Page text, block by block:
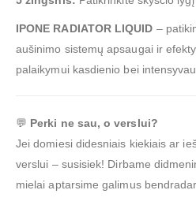
IPONE RADIATOR LIQUID –
aušinimo sistemų apsaugai ir
palaikymui kasdienio bei
💬 Perki ne sau, o verslui?
Jei domiesi didesniais kiekiais ar
verslui – susisiek! Dirbame
mielai aptarsime galimus